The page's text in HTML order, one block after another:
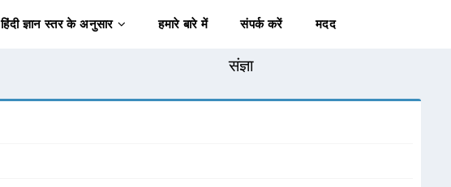
हिंदी ज्ञान स्तर के अनुसार हमारे बारे में संपर्क करें मदद
संज्ञा